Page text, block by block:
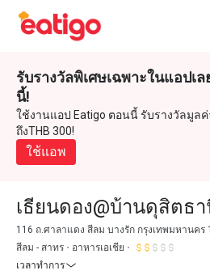
รับรางวัลพิเศษเฉพาะในแอปเ
นี้!
ใช้งานแอป Eatigo ตอนนี้ รับรางวัลมูล
ถึงTHB 300!
ใช้แอพ
เธียนดอง@บ้านดุสิตธ
116 ถ.ศาลาแดง สีลม บางรัก กรุงเทพมหานคร
สีลม - สาทร
อาหารเอเชีย
เวลาทำการ